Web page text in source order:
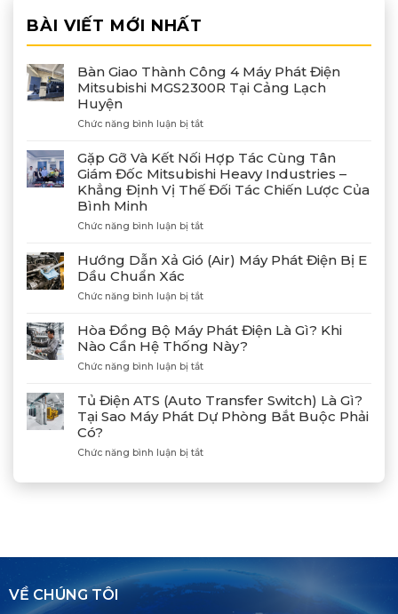
BÀI VIẾT MỚI NHẤT
Bàn Giao Thành Công 4 Máy Phát Điện
Mitsubishi MGS2300R Tại Cảng Lạch
Huyện
Chức năng bình luận bị tắtở
Giao
Thành
Công
4
Phát
MGS2300R
Cảng
Gặp Gỡ Và Kết Nối Hợp Tác Cùng Tân
Giám Đốc Mitsubishi Heavy Industries –
Khẳng Định Vị Thế Đối Tác Chiến Lược Của
Bình Minh
Chức năng bình luận bị tắtở
Gỡ
Và
Nối
Tác
Cùng
Tân
Giám
Mitsubishi
Heavy
Industries
Khẳng
Vị
Của
Bình
Minh
Hướng Dẫn Xả Gió (Air) Máy Phát Điện Bị E
Dầu Chuẩn Xác
Chức năng bình luận bị tắtở
Dẫn
Xả
Gió
(Air)
Phát
Điện
Bị
Dầu
Xác
Hòa Đồng Bộ Máy Phát Điện Là Gì? Khi
Nào Cần Hệ Thống Này?
Chức năng bình luận bị tắtở
Đồng
Bộ
Máy
Điện
Tủ Điện ATS (Auto Transfer Switch) Là Gì?
Tại Sao Máy Phát Dự Phòng Bắt Buộc Phải
Có?
Chức năng bình luận bị tắtở
Điện
Tại
Sao
VỀ CHÚNG TÔI